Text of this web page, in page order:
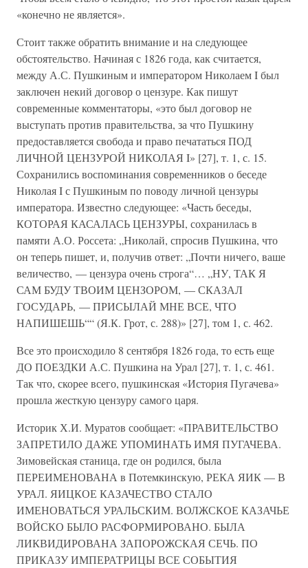
«конечно не является».
Стоит также обратить внимание и на следующее
обстоятельство. Начиная с 1826 года, как считается,
между А.С. Пушкиным и императором Николаем I был
заключен некий договор о цензуре. Как пишут
современные комментаторы, «это был договор не
выступать против правительства, за что Пушкину
предоставляется свобода и право печататься ПОД
ЛИЧНОЙ ЦЕНЗУРОЙ НИКОЛАЯ I» [27], т. 1, с. 15.
Сохранились воспоминания современников о беседе
Николая I с Пушкиным по поводу личной цензуры
императора. Известно следующее: «Часть беседы,
КОТОРАЯ КАСАЛАСЬ ЦЕНЗУРЫ, сохранилась в
памяти А.О. Россета: „Николай, спросив Пушкина, что
он теперь пишет, и, получив ответ: „Почти ничего, ваше
величество, — цензура очень строга“… „НУ, ТАК Я
САМ БУДУ ТВОИМ ЦЕНЗОРОМ, — СКАЗАЛ
ГОСУДАРЬ, — ПРИСЫЛАЙ МНЕ ВСЕ, ЧТО
НАПИШЕШЬ““ (Я.К. Грот, с. 288)» [27], том 1, с. 462.
Все это происходило 8 сентября 1826 года, то есть еще
ДО ПОЕЗДКИ А.С. Пушкина на Урал [27], т. 1, с. 461.
Так что, скорее всего, пушкинская «История Пугачева»
прошла жесткую цензуру самого царя.
Историк Х.И. Муратов сообщает: «ПРАВИТЕЛЬСТВО
ЗАПРЕТИЛО ДАЖЕ УПОМИНАТЬ ИМЯ ПУГАЧЕВА.
Зимовейская станица, где он родился, была
ПЕРЕИМЕНОВАНА в Потемкинскую, РЕКА ЯИК — В
УРАЛ. ЯИЦКОЕ КАЗАЧЕСТВО СТАЛО
ИМЕНОВАТЬСЯ УРАЛЬСКИМ. ВОЛЖСКОЕ КАЗАЧЬЕ
ВОЙСКО БЫЛО РАСФОРМИРОВАНО. БЫЛА
ЛИКВИДИРОВАНА ЗАПОРОЖСКАЯ СЕЧЬ. ПО
ПРИКАЗУ ИМПЕРАТРИЦЫ ВСЕ СОБЫТИЯ